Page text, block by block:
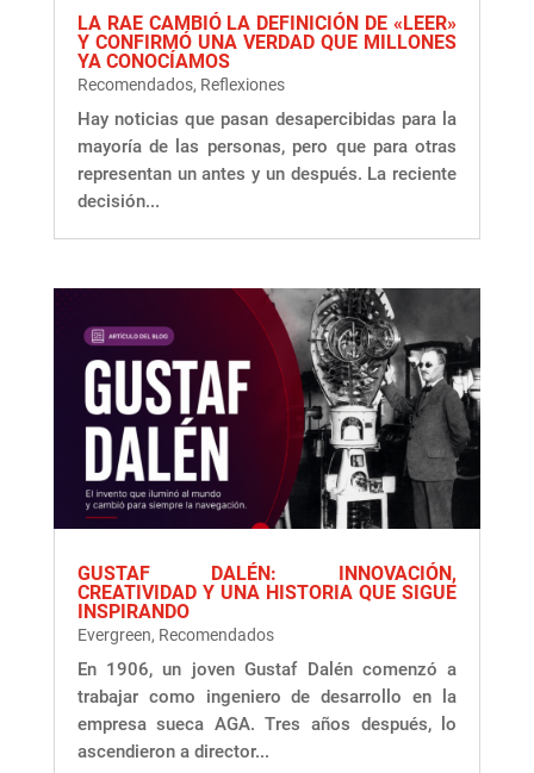
LA RAE CAMBIÓ LA DEFINICIÓN DE «LEER»
Y CONFIRMÓ UNA VERDAD QUE MILLONES
YA CONOCÍAMOS
Recomendados, Reflexiones
Hay noticias que pasan desapercibidas para la
mayoría de las personas, pero que para otras
representan un antes y un después. La reciente
decisión...
GUSTAF DALÉN: INNOVACIÓN,
CREATIVIDAD Y UNA HISTORIA QUE SIGUE
INSPIRANDO
Evergreen, Recomendados
En 1906, un joven Gustaf Dalén comenzó a
trabajar como ingeniero de desarrollo en la
empresa sueca AGA. Tres años después, lo
ascendieron a director...